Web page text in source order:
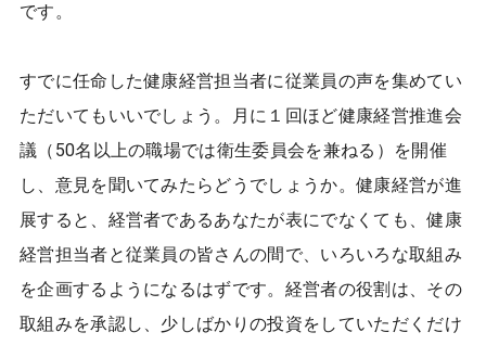
です。
すでに任命した健康経営担当者に従業員の声を集めてい
ただいてもいいでしょう。月に１回ほど健康経営推進会
議（50名以上の職場では衛生委員会を兼ねる）を開催
し、意見を聞いてみたらどうでしょうか。健康経営が進
展すると、経営者であるあなたが表にでなくても、健康
経営担当者と従業員の皆さんの間で、いろいろな取組み
を企画するようになるはずです。経営者の役割は、その
取組みを承認し、少しばかりの投資をしていただくだけ